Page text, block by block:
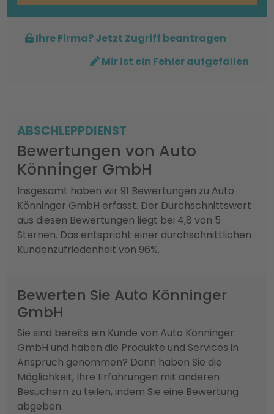
Ihre Firma? Jetzt Zugriff beantragen
Mir ist ein Fehler aufgefallen
ABSCHLEPPDIENST
Bewertungen von Auto
Könninger GmbH
Insgesamt haben wir 91 Bewertungen zu Auto
Könninger GmbH erfasst. Der Durchschnittswert
aus diesen Bewertungen liegt bei 4,8 von 5
Sternen. Das entspricht einer durchschnittlichen
Kundenzufriedenheit von 96%.
Bewerten Sie Auto Könninger
GmbH
Sie sind bereits ein Kunde von Auto Könninger
GmbH und haben die Produkte und Services in
Anspruch genommen? Dann haben Sie die
Möglichkeit, Ihre Erfahrungen mit anderen
Besuchern zu teilen, indem Sie eine Bewertung
abgeben.